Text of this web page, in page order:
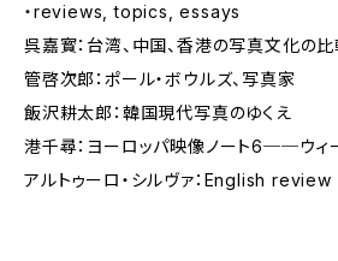
・reviews, topics, essays
呉嘉寳：台湾、中国、香港の写真文化の比
管啓次郎：ポール・ボウルズ、写真家
飯沢耕太郎：韓国現代写真のゆくえ
港千尋：ヨーロッパ映像ノート6──ウィ
アルトゥーロ・シルヴァ：English review